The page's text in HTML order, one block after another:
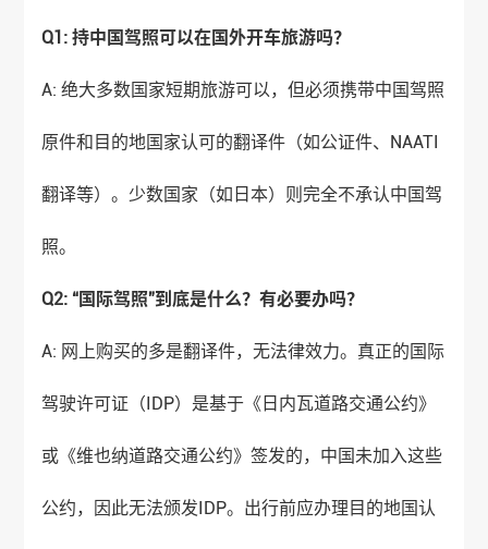
Q1: 持中国驾照可以在国外开车旅游吗？
A: 绝大多数国家短期旅游可以，但必须携带中国驾照
原件和目的地国家认可的翻译件（如公证件、NAATI
翻译等）。少数国家（如日本）则完全不承认中国驾
照。
Q2: “国际驾照”到底是什么？有必要办吗？
A: 网上购买的多是翻译件，无法律效力。真正的国际
驾驶许可证（IDP）是基于《日内瓦道路交通公约》
或《维也纳道路交通公约》签发的，中国未加入这些
公约，因此无法颁发IDP。出行前应办理目的地国认